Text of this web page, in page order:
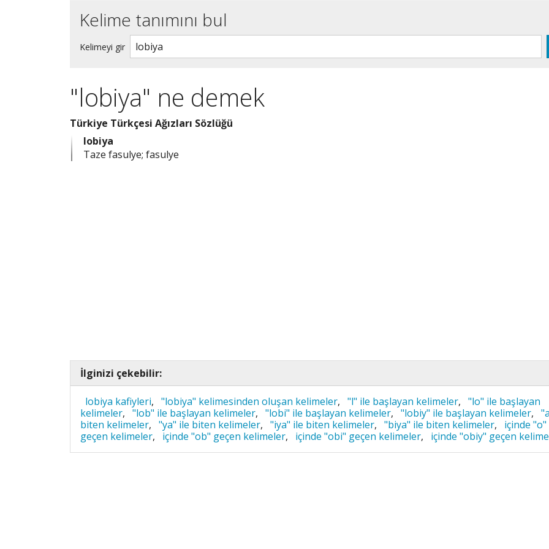
Kelime tanımını bul
Kelimeyi gir
"lobiya" ne demek
Türkiye Türkçesi Ağızları Sözlüğü
lobiya
Taze fasulye; fasulye
İlginizi çekebilir:
lobiya kafiyleri, "lobiya" kelimesinden oluşan kelimeler, "l" ile başlayan kelimeler, "lo" ile başlayan
kelimeler, "lob" ile başlayan kelimeler, "lobi" ile başlayan kelimeler, "lobiy" ile başlayan kelimeler,
biten kelimeler, "ya" ile biten kelimeler, "iya" ile biten kelimeler, "biya" ile biten kelimeler,
içinde "o"
geçen kelimeler, içinde "ob" geçen kelimeler, içinde "obi" geçen kelimeler, içinde "obiy" geçen